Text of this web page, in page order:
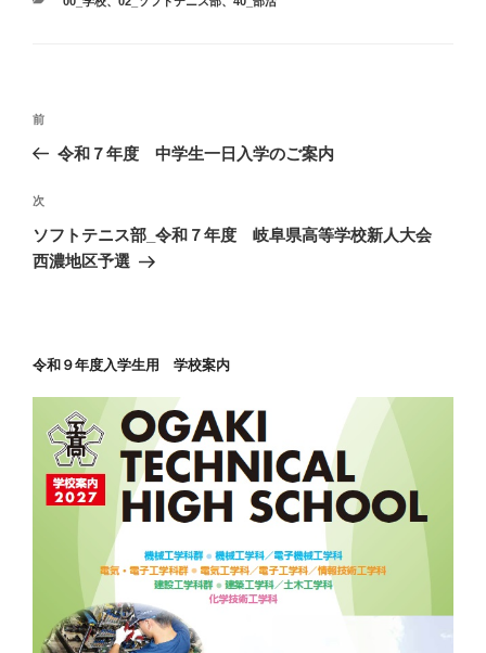
投
ビ
ゲ
ー
前
の
稿
前
令和７年度 中学生一日入学のご案内
次
の
投
次
ソフトテニス部_令和７年度 岐阜県高等学校新人大会
西濃地区予選
令和９年度入学生用 学校案内